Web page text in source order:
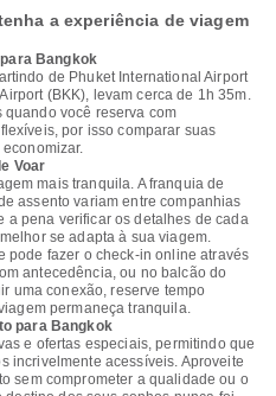
a experiência de viagem
Bangkok
de Phuket International Airport
(BKK), levam cerca de 1h 35m.
quando você reserva com
por isso comparar suas
Voar
mais tranquila. A franquia de
assento variam entre companhias
a pena verificar os detalhes de cada
se adapta à sua viagem.
pode fazer o check-in online através
antecedência, ou no balcão do
uma conexão, reserve tempo
permaneça tranquila.
para Bangkok
e ofertas especiais, permitindo que
incrivelmente acessíveis. Aproveite
sem comprometer a qualidade ou o